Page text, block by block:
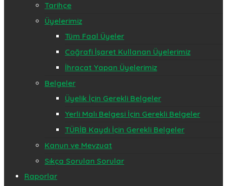
Tarihçe
Üyelerimiz
Tüm Faal Üyeler
Coğrafi İşaret Kullanan Üyelerimiz
İhracat Yapan Üyelerimiz
Belgeler
Üyelik İçin Gerekli Belgeler
Yerli Malı Belgesi İçin Gerekli Belgeler
TÜRİB Kaydı İçin Gerekli Belgeler
Kanun ve Mevzuat
Sıkça Sorulan Sorular
Raporlar